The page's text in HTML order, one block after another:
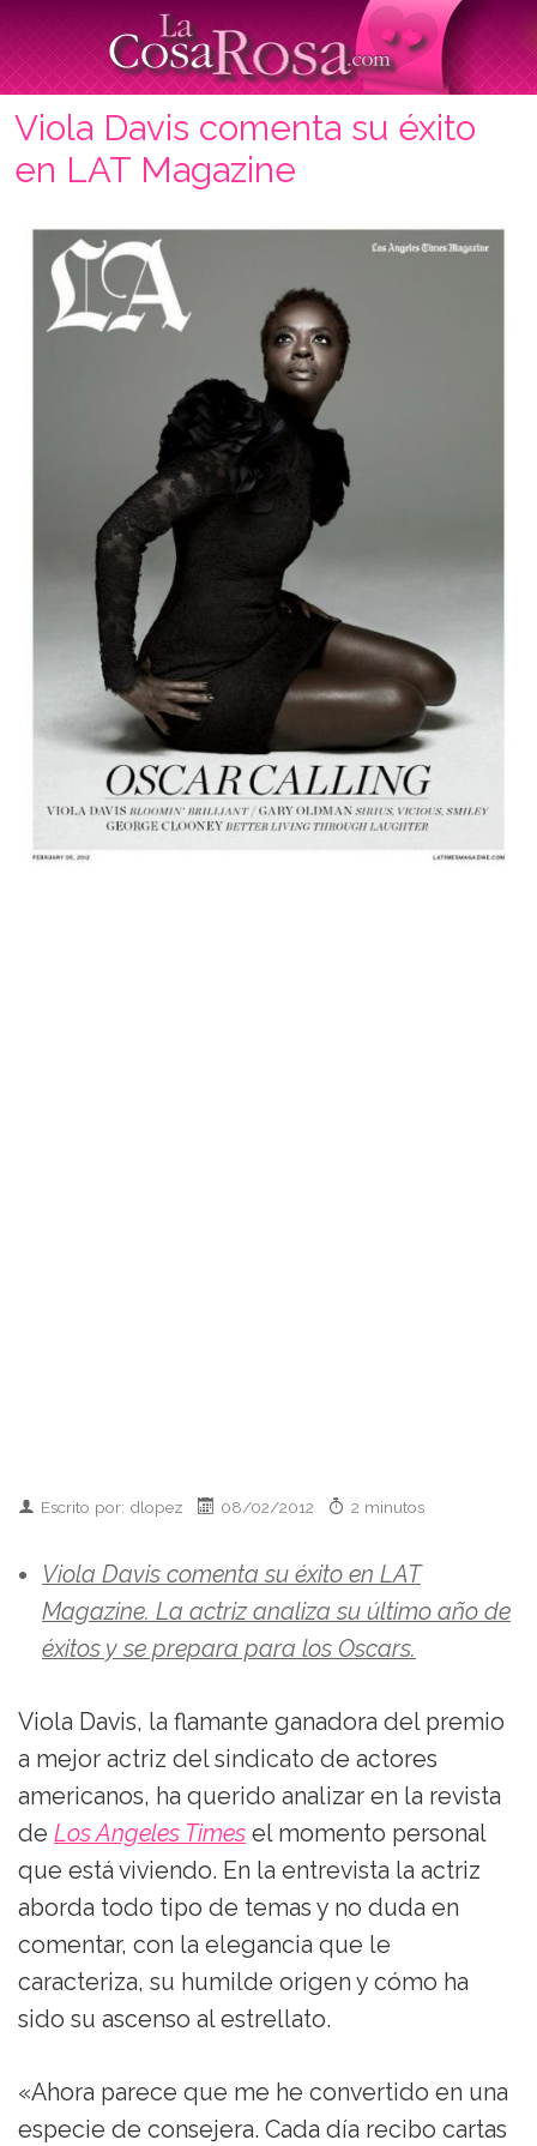
Viola Davis comenta su éxito
en LAT Magazine
Escrito por: dlopez 08/02/2012 2 minutos
Viola Davis comenta su éxito en LAT
Magazine. La actriz analiza su último año de
éxitos y se prepara para los Oscars.
Viola Davis, la flamante ganadora del premio
a mejor actriz del sindicato de actores
americanos, ha querido analizar en la revista
de Los Angeles Times el momento personal
que está viviendo. En la entrevista la actriz
aborda todo tipo de temas y no duda en
comentar, con la elegancia que le
caracteriza, su humilde origen y cómo ha
sido su ascenso al estrellato.
«Ahora parece que me he convertido en una
especie de consejera. Cada día recibo cartas